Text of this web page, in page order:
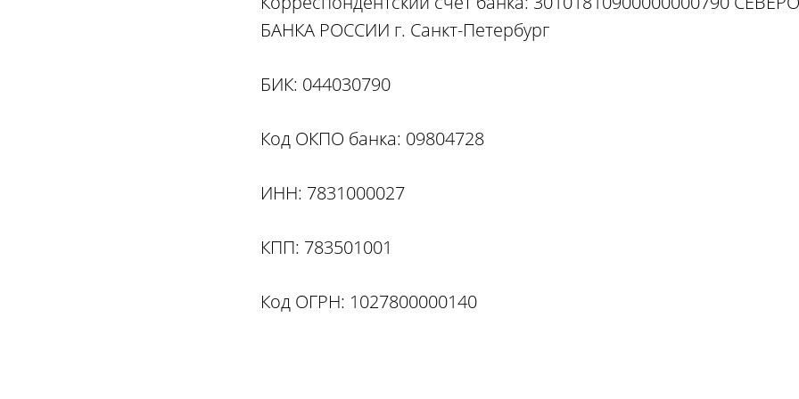
БАНКА РОССИИ г. Санкт-Петербург
БИК: 044030790
Код ОКПО банка: 09804728
ИНН: 7831000027
КПП: 783501001
Код ОГРН: 1027800000140